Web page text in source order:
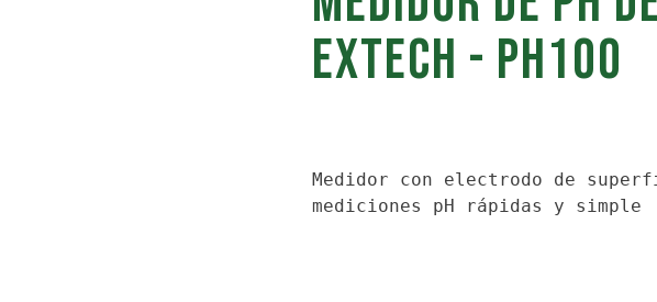
EXTECH - PH100
Medidor con electrodo de
mediciones pH rápidas y simple